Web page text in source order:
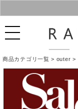
商品カテゴリ一覧 > outer >